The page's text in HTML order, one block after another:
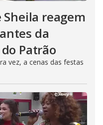
reagem
da
Patrão
vez, a cenas das festas